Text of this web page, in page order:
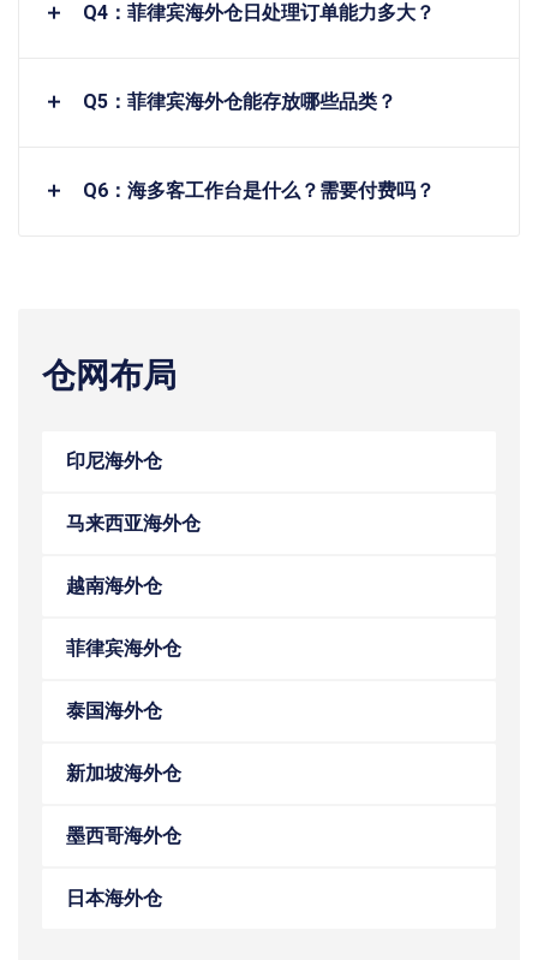
Q4：菲律宾海外仓日处理订单能力多大？
Q5：菲律宾海外仓能存放哪些品类？
Q6：海多客工作台是什么？需要付费吗？
仓网布局
印尼海外仓
马来西亚海外仓
越南海外仓
菲律宾海外仓
泰国海外仓
新加坡海外仓
墨西哥海外仓
日本海外仓